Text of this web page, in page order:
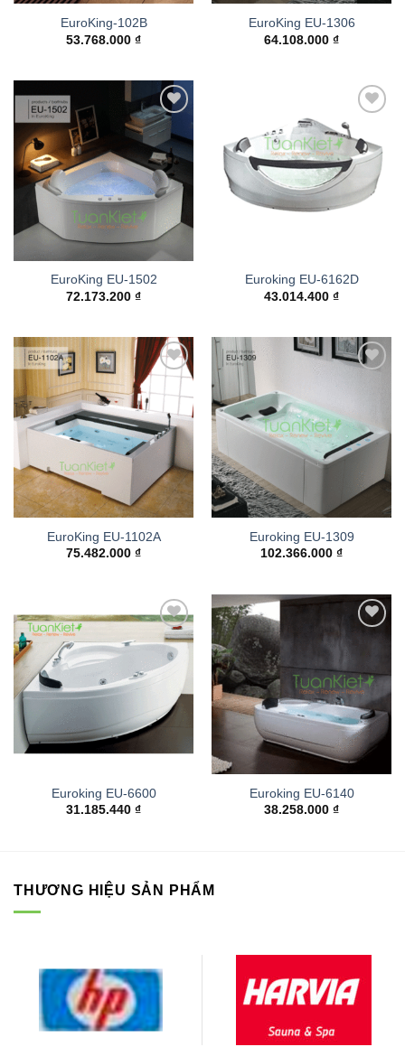
EuroKing-102B
53.768.000 ₫
EuroKing EU-1306
64.108.000 ₫
Add to
wishlist
EuroKing EU-1502
72.173.200 ₫
Add to
wishlist
Euroking EU-6162D
43.014.400 ₫
wishlist
EuroKing EU-1102A
75.482.000 ₫
Euroking EU-1309
102.366.000 ₫
Add to
wishlist
Euroking EU-6600
31.185.440 ₫
Euroking EU-6140
38.258.000 ₫
THƯƠNG HIỆU SẢN PHẨM